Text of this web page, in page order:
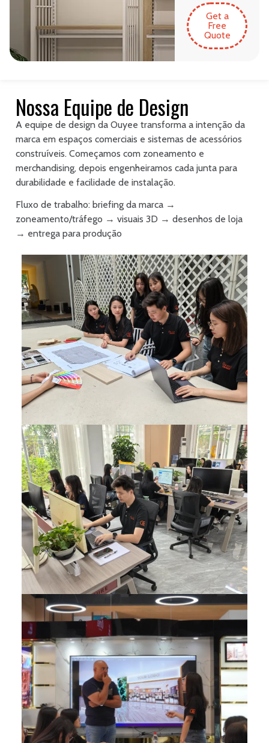
Get a
Free
Quote
Nossa Equipe de Design
A equipe de design da Ouyee transforma a intenção da
marca em espaços comerciais e sistemas de acessórios
construíveis. Começamos com zoneamento e
merchandising, depois engenheiramos cada junta para
durabilidade e facilidade de instalação.
Fluxo de trabalho: briefing da marca →
zoneamento/tráfego → visuais 3D → desenhos de loja
→ entrega para produção